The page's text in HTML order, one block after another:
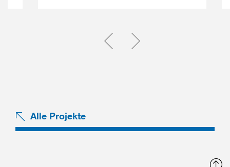
Einen Slide zurück
Einen Slide vor
Alle Projekte